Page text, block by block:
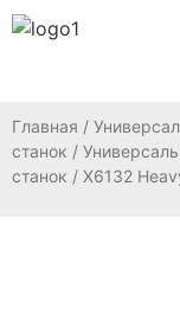
Главная /
станок /
станок / X6132